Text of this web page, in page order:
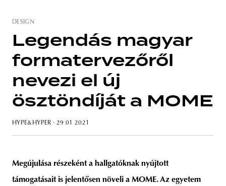
budapest poland
DESIGN
Legendás magyar
formatervezőről
nevezi el új
ösztöndíját a MOME
HYPE&HYPER · 29 01 2021
Megújulása részeként a hallgatóknak nyújtott
támogatásait is jelentősen növeli a MOME. Az egyetem